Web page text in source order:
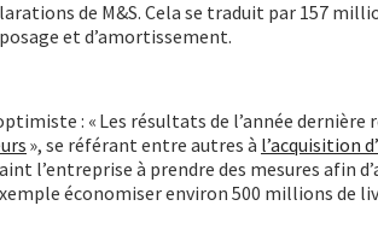
de M&S. Cela se traduit par 157
et d’amortissement.
: « Les résultats de l’année
», se référant entre autres à l’acquisition d’
l’entreprise à prendre des mesures afin
économiser environ 500 millions de